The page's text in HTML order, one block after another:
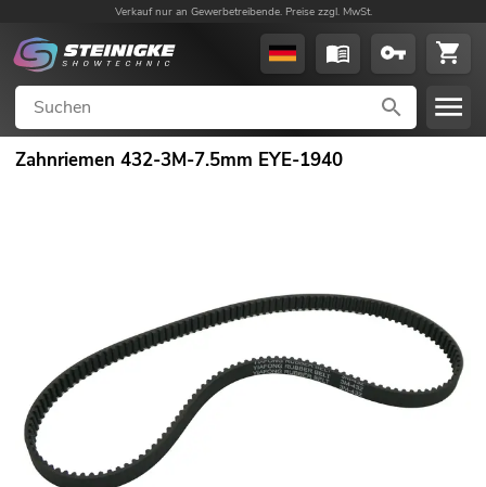
Verkauf nur an Gewerbetreibende. Preise zzgl. MwSt.
Zahnriemen 432-3M-7.5mm EYE-1940